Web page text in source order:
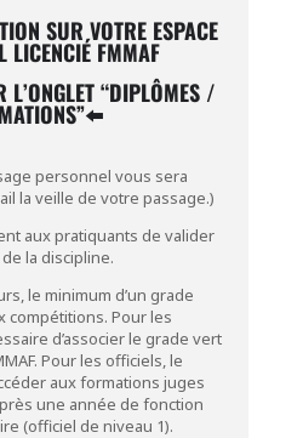
SUR VOTRE ESPACE
LICENCIÉ FMMAF
“DIPLÔMES /
personnel vous sera
la veille de votre passage.)
aux pratiquants de valider
la discipline.
le minimum d’un grade
compétitions. Pour les
d’associer le grade vert
Pour les officiels, le
aux formations juges
une année de fonction
(officiel de niveau 1).